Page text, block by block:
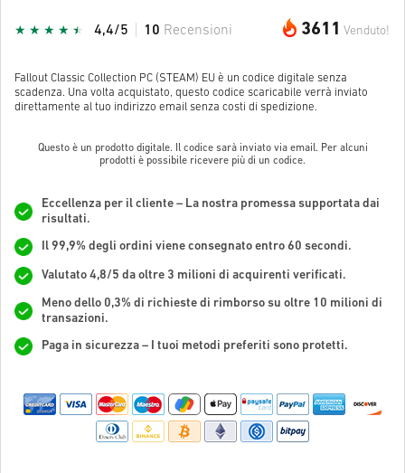
3611 Venduto!
4,4/5 10 Recensioni
Fallout Classic Collection PC (STEAM) EU è un codice digitale senza
scadenza. Una volta acquistato, questo codice scaricabile verrà inviato
direttamente al tuo indirizzo email senza costi di spedizione.
Questo è un prodotto digitale. Il codice sarà inviato via email. Per alcuni
prodotti è possibile ricevere più di un codice.
Eccellenza per il cliente – La nostra promessa supportata dai
risultati.
Il 99,9% degli ordini viene consegnato entro 60 secondi.
Valutato 4,8/5 da oltre 3 milioni di acquirenti verificati.
Meno dello 0,3% di richieste di rimborso su oltre 10 milioni di
transazioni.
Paga in sicurezza – I tuoi metodi preferiti sono protetti.